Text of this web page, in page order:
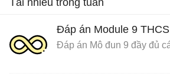
Đáp án Module 9 THCS